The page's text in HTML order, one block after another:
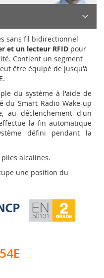
sans fil bidirectionnel
et un lecteur RFID pour
Contient un segment
être équipé de jusqu'à
du système à l'aide de
du Smart Radio Wake-up
au déclenchement d'un
la fin automatique
défini pendant la
alcalines.
une position du